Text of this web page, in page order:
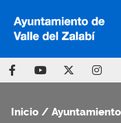
Inicio Ayuntamiento